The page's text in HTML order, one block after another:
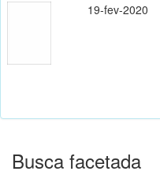
19-fev-2020
Busca facetada